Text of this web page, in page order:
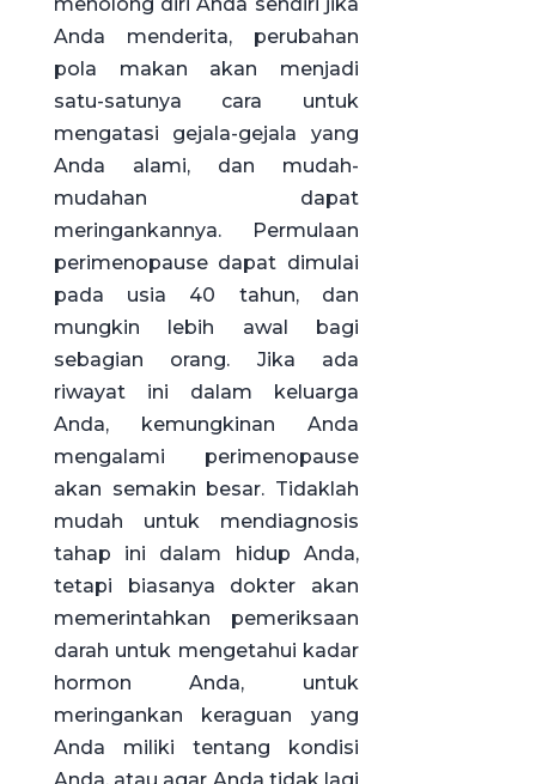
Anda menderita, perubahan
pola makan akan menjadi
satu-satunya cara untuk
mengatasi gejala-gejala yang
Anda alami, dan mudah-
mudahan dapat
meringankannya. Permulaan
perimenopause dapat dimulai
pada usia 40 tahun, dan
mungkin lebih awal bagi
sebagian orang. Jika ada
riwayat ini dalam keluarga
Anda, kemungkinan Anda
mengalami perimenopause
akan semakin besar. Tidaklah
mudah untuk mendiagnosis
tahap ini dalam hidup Anda,
tetapi biasanya dokter akan
memerintahkan pemeriksaan
darah untuk mengetahui kadar
hormon Anda, untuk
meringankan keraguan yang
Anda miliki tentang kondisi